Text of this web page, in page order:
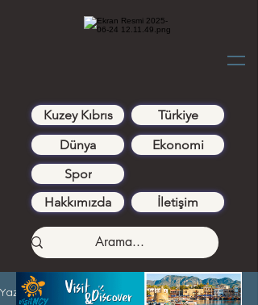
Kuzey Kıbrıs
Türkiye
Dünya
Ekonomi
Spor
Hakkımızda
İletişim
Yazı